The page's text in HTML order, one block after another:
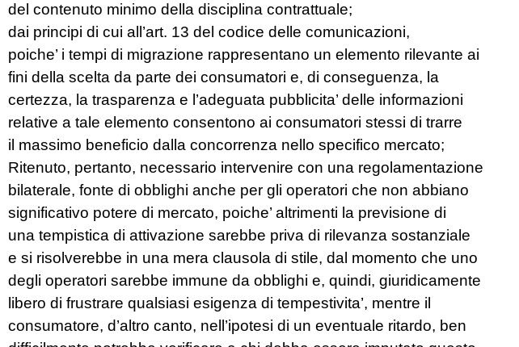
del contenuto minimo della disciplina contrattuale;
dai principi di cui all’art. 13 del codice delle comunicazioni,
poiche’ i tempi di migrazione rappresentano un elemento rilevante ai
fini della scelta da parte dei consumatori e, di conseguenza, la
certezza, la trasparenza e l’adeguata pubblicita’ delle informazioni
relative a tale elemento consentono ai consumatori stessi di trarre
il massimo beneficio dalla concorrenza nello specifico mercato;
Ritenuto, pertanto, necessario intervenire con una regolamentazione
bilaterale, fonte di obblighi anche per gli operatori che non abbiano
significativo potere di mercato, poiche’ altrimenti la previsione di
una tempistica di attivazione sarebbe priva di rilevanza sostanziale
e si risolverebbe in una mera clausola di stile, dal momento che uno
degli operatori sarebbe immune da obblighi e, quindi, giuridicamente
libero di frustrare qualsiasi esigenza di tempestivita’, mentre il
consumatore, d’altro canto, nell’ipotesi di un eventuale ritardo, ben